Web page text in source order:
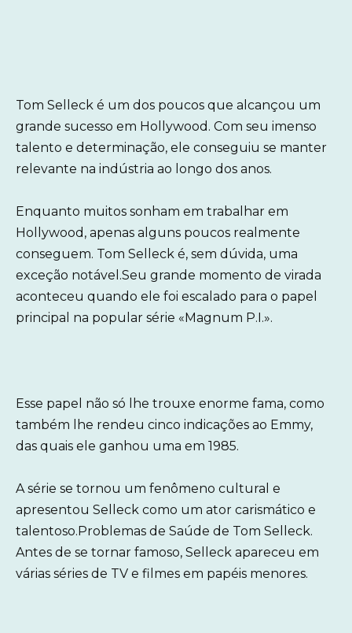
Tom Selleck é um dos poucos que alcançou um
grande sucesso em Hollywood. Com seu imenso
talento e determinação, ele conseguiu se manter
relevante na indústria ao longo dos anos.
Enquanto muitos sonham em trabalhar em
Hollywood, apenas alguns poucos realmente
conseguem. Tom Selleck é, sem dúvida, uma
exceção notável.Seu grande momento de virada
aconteceu quando ele foi escalado para o papel
principal na popular série «Magnum P.I.».
Esse papel não só lhe trouxe enorme fama, como
também lhe rendeu cinco indicações ao Emmy,
das quais ele ganhou uma em 1985.
A série se tornou um fenômeno cultural e
apresentou Selleck como um ator carismático e
talentoso.Problemas de Saúde de Tom Selleck.
Antes de se tornar famoso, Selleck apareceu em
várias séries de TV e filmes em papéis menores.